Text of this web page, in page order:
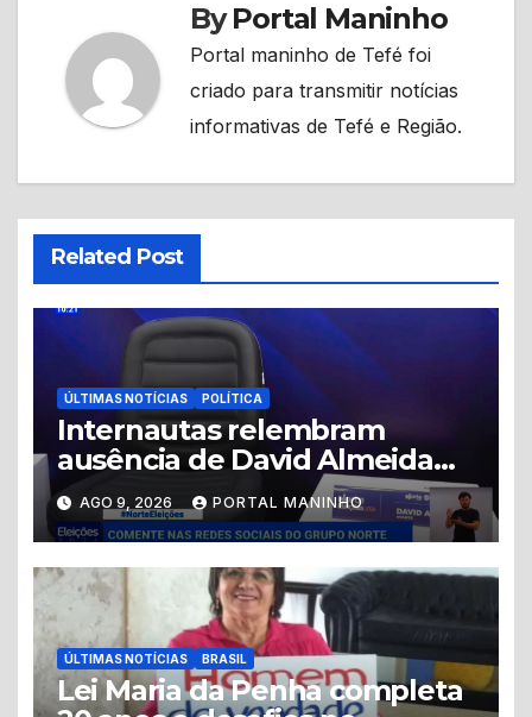
ByPortal Maninho
Portal maninho de Tefé foi
criado para transmitir notícias
informativas de Tefé e Região.
Related Post
ÚLTIMAS NOTÍCIAS POLÍTICA
Internautas relembram
ausência de David Almeida
em debate após críticas de
Renato Júnior
AGO 9, 2026 PORTAL MANINHO
ÚLTIMAS NOTÍCIAS BRASIL
Lei Maria da Penha completa